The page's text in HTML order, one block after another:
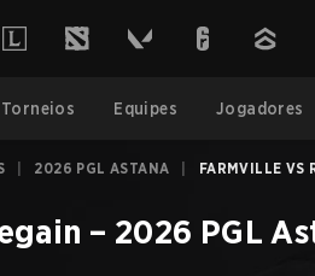
Torneios Equipes Jogadores
2026 PGL ASTANA FARMVILLE VS
– 2026 PGL